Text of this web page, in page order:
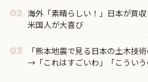
02 海外「素晴らしい！」日本が買
米国人が大喜び
03
「熊本地震で見る日本の土木技
→「これはすごいわ」「こうい